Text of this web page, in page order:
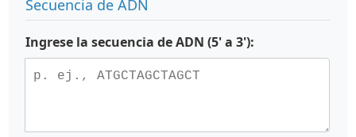
Secuencia de ADN
Ingrese la secuencia de ADN (5' a 3'):